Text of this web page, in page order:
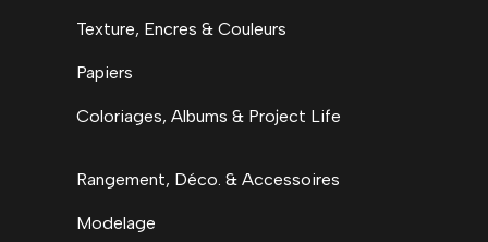
Texture, Encres & Couleurs
Papiers
Coloriages, Albums & Project Life
Rangement, Déco. & Accessoires
Modelage